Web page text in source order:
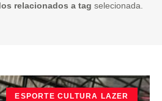
relacionados a tag selecionada.
ESPORTE CULTURA LAZER